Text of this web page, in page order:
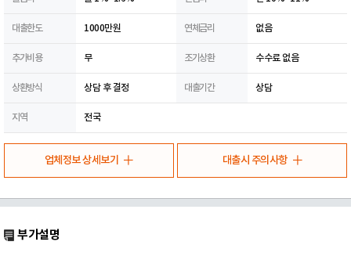
대출한도 1000만원 연체금리 없음
추가비용 무 조기상환 수수료 없음
상환방식 상담 후 결정 대출기간 상담
지역 전국
업체정보 상세보기 대출시 주의사항
부가설명